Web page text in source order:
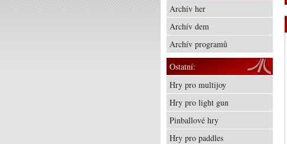
Archív her
Archív dem
Archív programů
Ostatní:
Hry pro multijoy
Hry pro light gun
Pinballové hry
Hry pro paddles